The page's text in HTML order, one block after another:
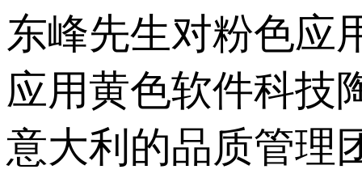
东峰先生对粉色应
应用黄色软件科技
意大利的品质管理